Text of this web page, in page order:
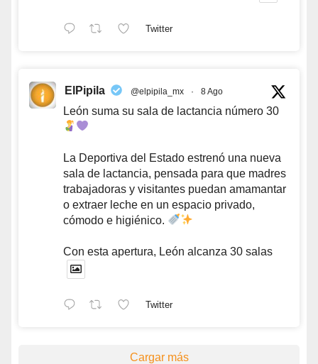
Twitter
ElPipila @elpipila_mx · 8 Ago
León suma su sala de lactancia número 30
La Deportiva del Estado estrenó una nueva
sala de lactancia, pensada para que madres
trabajadoras y visitantes puedan amamantar
o extraer leche en un espacio privado,
cómodo e higiénico.
Con esta apertura, León alcanza 30 salas
Twitter
Cargar más